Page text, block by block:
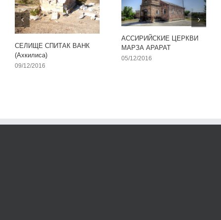
СЕЛИЩЕ СПИТАК ВАНК
(Ахкилиса)
09/12/2016
АССИРИЙСКИЕ ЦЕРКВИ
МАРЗА АРАРАТ
05/12/2016